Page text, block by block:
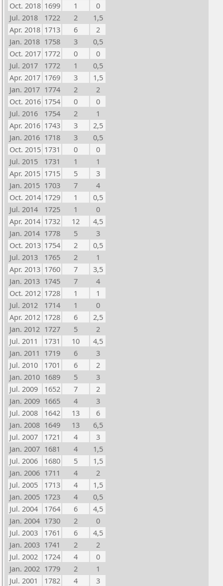
Oct. 2018 1699 1
0
Jul. 2018
1722 2
1,5
Apr. 2018 1713 6
2
Jan. 2018 1758 3
0,5
Oct. 2017 1772 0
0
Jul. 2017
1772 1
0,5
Apr. 2017 1769 3
1,5
Jan. 2017 1774 2
2
Oct. 2016 1754 0
0
Jul. 2016
1754 2
1
Apr. 2016 1743 3
2,5
Jan. 2016 1718 3
0,5
Oct. 2015 1731 0
0
Jul. 2015
1731 1
1
Apr. 2015 1715 5
3
Jan. 2015 1703 7
4
Oct. 2014 1729 1
0,5
Jul. 2014
1725 1
0
Apr. 2014 1732 12
4,5
Jan. 2014 1778 5
3
Oct. 2013 1754 2
0,5
Jul. 2013
1765 2
1
Apr. 2013 1760 7
3,5
Jan. 2013 1745 7
4
Oct. 2012 1728 1
1
Jul. 2012
1714 1
0
Apr. 2012 1728 6
2,5
Jan. 2012 1727 5
2
Jul. 2011
1731 10
4,5
Jan. 2011 1719 6
3
Jul. 2010
1701 6
2
Jan. 2010 1689 5
3
Jul. 2009
1652 7
2
Jan. 2009 1665 4
3
Jul. 2008
1642 13
6
Jan. 2008 1649 13
6,5
Jul. 2007
1721 4
3
Jan. 2007 1681 4
1,5
Jul. 2006
1680 5
1,5
Jan. 2006 1711 4
2
Jul. 2005
1713 4
1,5
Jan. 2005 1723 4
0,5
Jul. 2004
1764 6
4,5
Jan. 2004 1730 2
0
Jul. 2003
1761 6
4,5
Jan. 2003 1741 2
2
Jul. 2002
1724 4
0
Jan. 2002 1779 2
1
Jul. 2001
1782 4
3